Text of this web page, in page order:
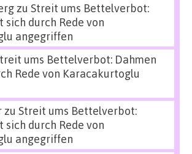
zu Streit ums Bettelverbot:
sich durch Rede von
angegriffen
ums Bettelverbot: Dahmen
Rede von Karacakurtoglu
zu Streit ums Bettelverbot:
sich durch Rede von
angegriffen